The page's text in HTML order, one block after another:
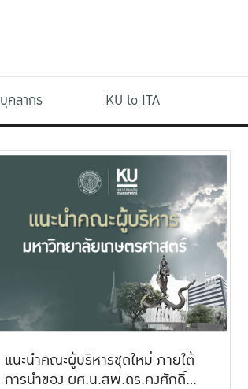
คลากร KU to ITA
แนะนำคณะผู้บริหารชุดใหม่ ภายใต้
การนำของ ผศ.น.สพ.ดร.คงศักดิ์